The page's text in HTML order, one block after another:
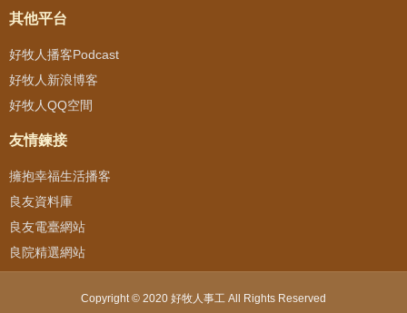
其他平台
好牧人播客Podcast
好牧人新浪博客
好牧人QQ空間
友情鍊接
擁抱幸福生活播客
良友資料庫
良友電臺網站
良院精選網站
Copyright © 2020 好牧人事工 All Rights Reserved